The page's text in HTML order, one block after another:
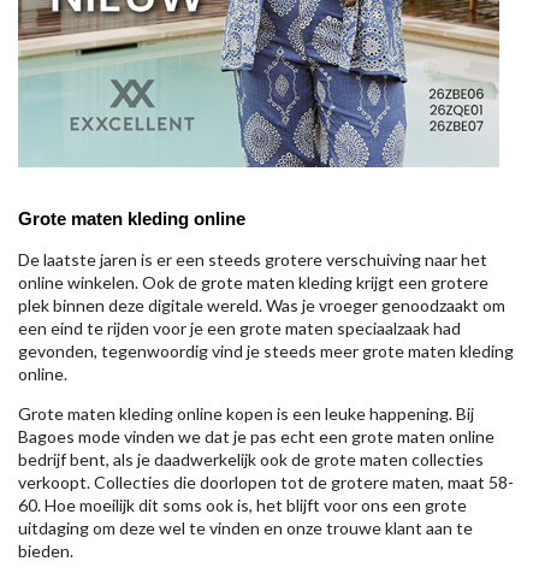
Grote maten kleding online
De laatste jaren is er een steeds grotere verschuiving naar het
online winkelen. Ook de grote maten kleding krijgt een grotere
plek binnen deze digitale wereld. Was je vroeger genoodzaakt om
een eind te rijden voor je een grote maten speciaalzaak had
gevonden, tegenwoordig vind je steeds meer grote maten kleding
online.
Grote maten kleding online kopen is een leuke happening. Bij
Bagoes mode vinden we dat je pas echt een grote maten online
bedrijf bent, als je daadwerkelijk ook de grote maten collecties
verkoopt. Collecties die doorlopen tot de grotere maten, maat 58-
60. Hoe moeilijk dit soms ook is, het blijft voor ons een grote
uitdaging om deze wel te vinden en onze trouwe klant aan te
bieden.